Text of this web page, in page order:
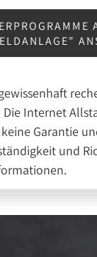
Internet
Garantie
und